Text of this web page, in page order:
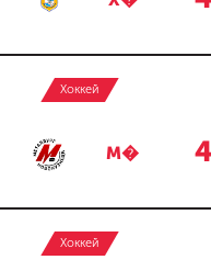
Хоккей
М� 4
Хоккей